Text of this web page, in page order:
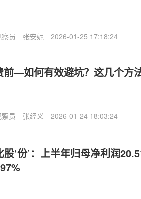
员 张安妮 2026-01-25 17:18:24
前—如何有效避坑？这几个方
员 张经义 2026-01-24 18:03:24
股‘份’：上半年归母净利润